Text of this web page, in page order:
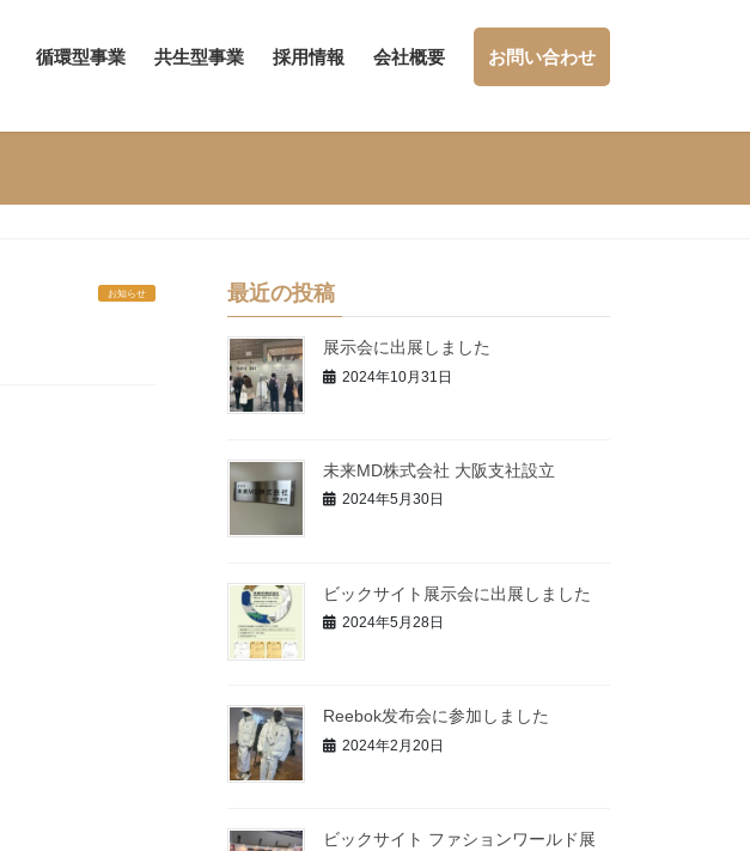
循環型事業 共生型事業 採用情報 会社概要 お問い合わせ
お知らせ 最近の投稿
展示会に出展しました
2024年10月31日
未来MD株式会社 大阪支社設立
2024年5月30日
ビックサイト展示会に出展しました
2024年5月28日
Reebok发布会に参加しました
2024年2月20日
ビックサイト ファションワールド展